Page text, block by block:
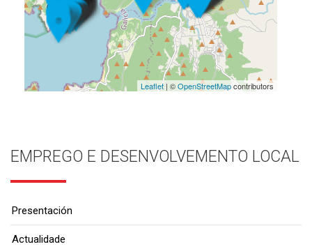
Leaflet| ©OpenStreetMapcontributors
EMPREGO E DESENVOLVEMENTO LOCAL
Presentación
Actualidade